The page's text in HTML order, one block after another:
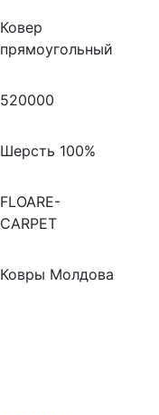
Ковер
прямоугольный
520000
Шерсть 100%
FLOARE-
CARPET
Ковры Молдова